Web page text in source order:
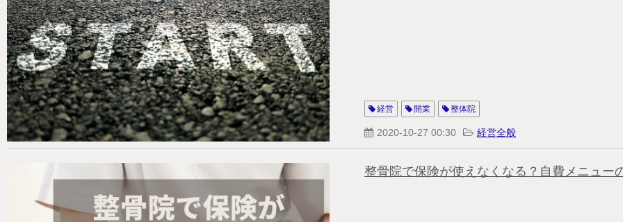
経営 開業 整体院
2020-10-27 00:30 経営全般
整骨院で保険が使えなくなる？自費メニュー